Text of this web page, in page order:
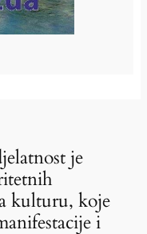
je
kulturu, koje
i